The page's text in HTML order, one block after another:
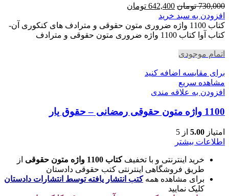
730,000 تومان قیمت
اصلی
730,000 تومان
بود.
642,400 تومان
642,400 تومان
است.
افزودن به سبد خرید
کتاب 1100 واژه ضروری متون حقوقی و مترادف های کنکوری آن-
کتاب آوا کتاب 1100 واژه ضروری متون حقوقی و مترادف
اتمام موجودی
برای مقایسه اضافه کنید
مشاهده سریع
افزودن به علاقه مندی
1100 واژه متون حقوقی رمضانی – حقوق یار
امتیاز 5.00 از 5
اطلاعات بیشتر
خرید اینترنتی و با تخفیفکتاب 1100 واژه متون حقوقی
از
طریق فروشگاهی اینترنتی کتب حقوقی دادستان
برای مشاهده همهکتب انتشار یافته توسط انتشارات دادستان
کلیک نمایید